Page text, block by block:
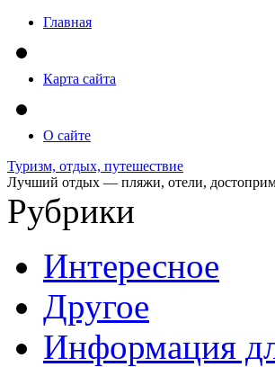
Главная
Карта сайта
О сайте
Туризм, отдых, путешествие
Лучший отдых — пляжи, отели,
Рубрики
Интересное
Другое
Информация